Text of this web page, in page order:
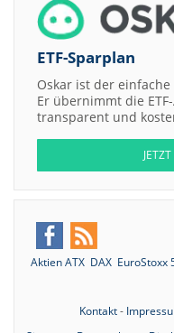
ETF-Sparplan
Oskar ist der
Er übernimmt die
transparent und
Aktien ATX DAX EuroStoxx
Kontakt-